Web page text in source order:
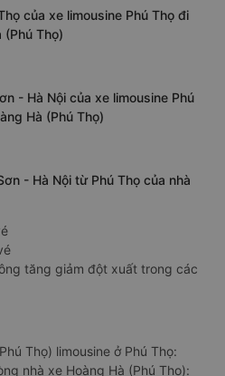
của xe limousine Phú Thọ đi
(Phú Thọ)
- Hà Nội của xe limousine Phú
Hà (Phú Thọ)
- Hà Nội từ Phú Thọ của nhà
tăng giảm đột xuất trong các
Thọ) limousine ở Phú Thọ:
nhà xe Hoàng Hà (Phú Thọ):